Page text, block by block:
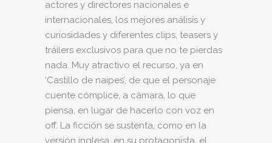
actores y directores nacionales e
internacionales, los mejores análisis y
curiosidades y diferentes clips, teasers y
tráilers exclusivos para que no te pierdas
nada. Muy atractivo el recurso, ya en
‘Castillo de naipes’, de que el personaje
cuente cómplice, a cámara, lo que
piensa, en lugar de hacerlo con voz en
off. La ficción se sustenta, como en la
versión inglesa, en su protagonista, el